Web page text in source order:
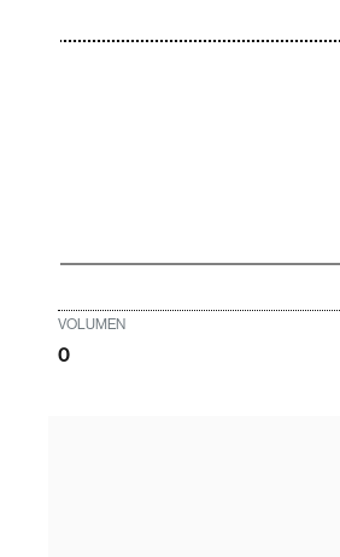
VOLUMEN
0